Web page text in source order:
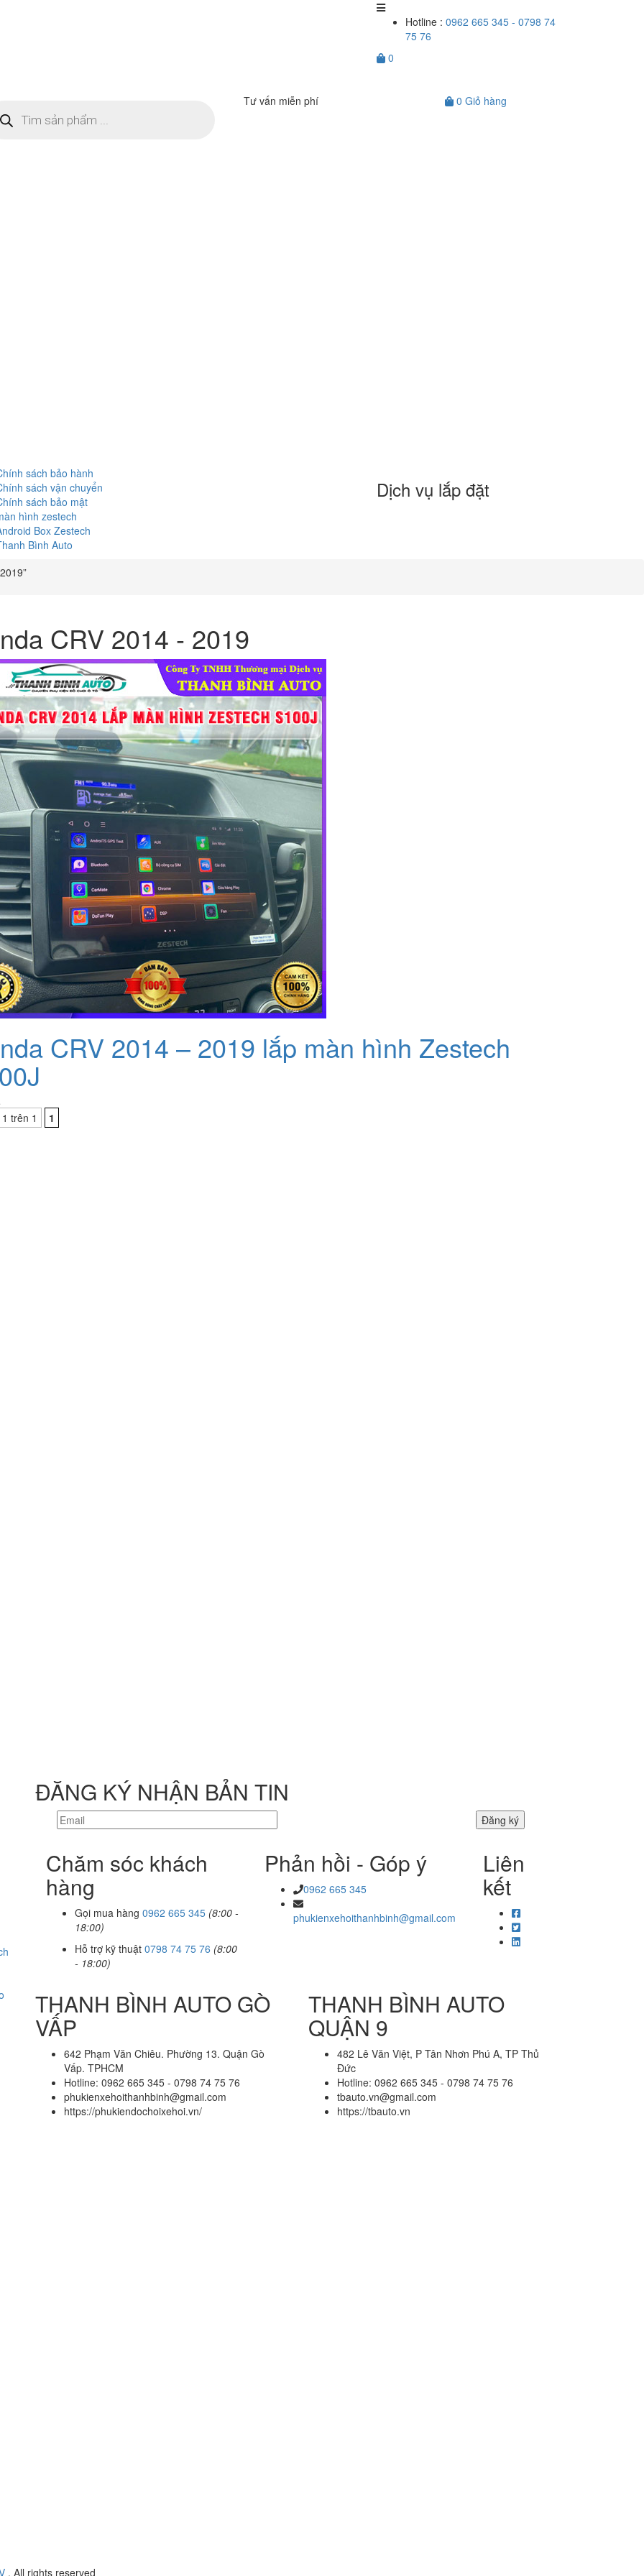
Hotline : 0962 665 345 - 0798 74
75 76
0
Tư vấn miễn phí 0 Giỏ hàng
sách bảo hành
sách vận chuyển
sách bảo mật
hình zestech
Box Zestech
Bình Auto
Dịch vụ lắp đặt
CRV 2014 - 2019
CRV 2014 – 2019 lắp màn hình Zestech
trên 1
1
ĐĂNG KÝ NHẬN BẢN TIN
Chăm sóc khách
hàng
Gọi mua hàng 0962 665 345 (8:00 -
18:00)
Hỗ trợ kỹ thuật 0798 74 75 76 (8:00
- 18:00)
Phản hồi - Góp ý
0962 665 345
phukienxehoithanhbinh@gmail.com
Liên
kết
THANH BÌNH AUTO GÒ
VẤP
642 Phạm Văn Chiêu. Phường 13. Quận Gò
Vấp. TPHCM
Hotline: 0962 665 345 - 0798 74 75 76
phukienxehoithanhbinh@gmail.com
https://phukiendochoixehoi.vn/
THANH BÌNH AUTO
QUẬN 9
482 Lê Văn Việt, P Tân Nhơn Phú A, TP Thủ
Đức
Hotline: 0962 665 345 - 0798 74 75 76
tbauto.vn@gmail.com
https://tbauto.vn
. All rights reserved